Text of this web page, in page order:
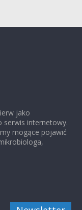
jako
serwis internetowy.
mogące pojawić